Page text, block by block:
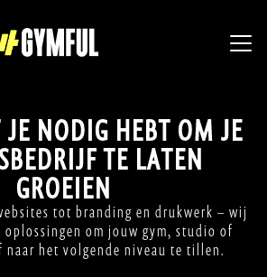
JE NODIG HEBT OM JE
SBEDRIJF TE LATEN
GROEIEN
ebsites tot branding en drukwerk – wij
oplossingen om jouw gym, studio of
naar het volgende niveau te tillen.